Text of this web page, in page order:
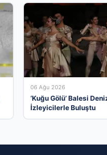
06 Ağu 2026
‘Kuğu Gölü’ Balesi
İzleyicilerle Buluştu